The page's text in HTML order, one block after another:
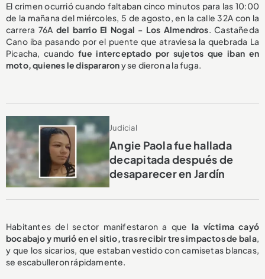
El crimen ocurrió cuando faltaban cinco minutos para las 10:00
de la mañana del miércoles, 5 de agosto, en la calle 32A con la
carrera 76A del barrio El Nogal - Los Almendros. Castañeda
Cano iba pasando por el puente que atraviesa la quebrada La
Picacha, cuandofue interceptado por sujetos que iban en
moto, quienes le dispararony se dieron a la fuga.
Judicial
Angie Paola fue hallada
decapitada después de
desaparecer en Jardín
Habitantes del sector manifestaron a que la víctima cayó
bocabajo y murió en el sitio, tras recibir tres impactos de bala,
y que los sicarios, que estaban vestido con camisetas blancas,
se escabulleron rápidamente.